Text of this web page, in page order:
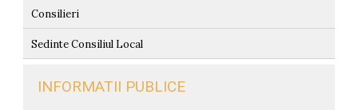
Consilieri
Sedinte Consiliul Local
INFORMATII PUBLICE